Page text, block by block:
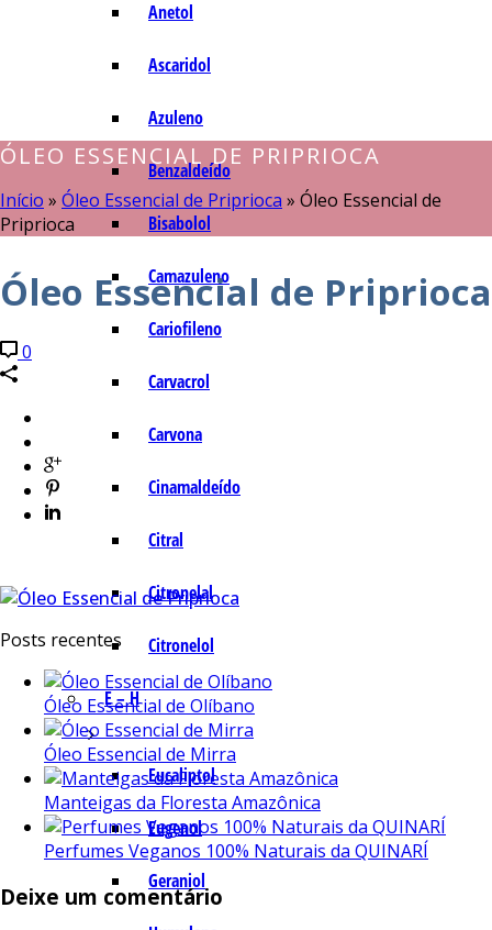
Anetol
Ascaridol
Azuleno
Benzaldeído
Bisabolol
Camazuleno
Cariofileno
Carvacrol
Carvona
Cinamaldeído
Citral
Citronelal
Citronelol
E – H
Eucaliptol
Eugenol
Geraniol
ÓLEO ESSENCIAL DE PRIPRIOCA
Início » Óleo Essencial de Priprioca » Óleo Essencial de
Priprioca
Óleo Essencial de Priprioca
0
Posts recentes
Óleo Essencial de Olíbano
Óleo Essencial de Mirra
Manteigas da Floresta Amazônica
Perfumes Veganos 100% Naturais da QUINARÍ
Deixe um comentário